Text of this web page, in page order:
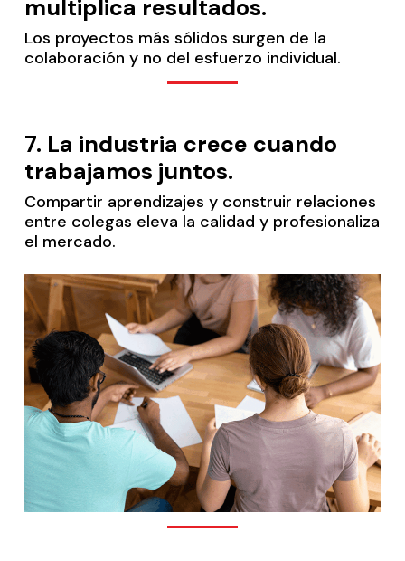
multiplica resultados.
Los proyectos más sólidos surgen de la
colaboración y no del esfuerzo individual.
7. La industria crece cuando
trabajamos juntos.
Compartir aprendizajes y construir relaciones
entre colegas eleva la calidad y profesionaliza
el mercado.